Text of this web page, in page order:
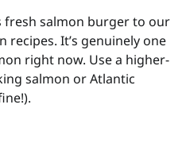
fresh salmon burger to our
It’s genuinely one
right now. Use a higher-
salmon or Atlantic